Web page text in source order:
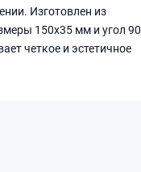
Изготовлен из
150х35 мм и угол 90
четкое и эстетичное